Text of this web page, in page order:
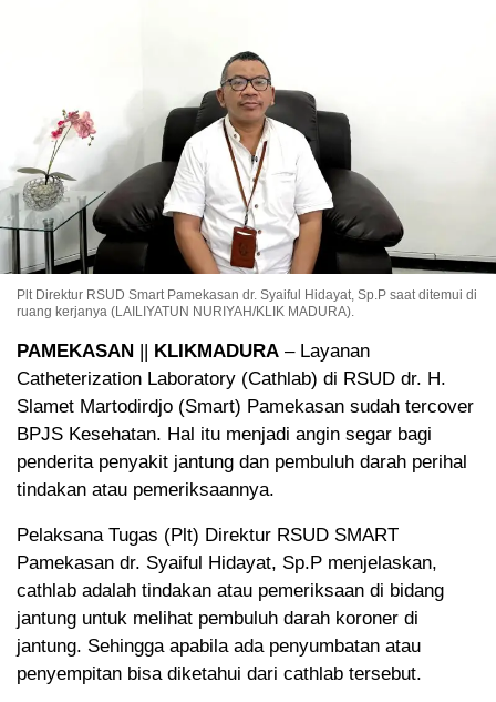
Plt Direktur RSUD Smart Pamekasan dr. Syaiful Hidayat, Sp.P saat ditemui di
ruang kerjanya (LAILIYATUN NURIYAH/KLIK MADURA).
PAMEKASAN KLIKMADURA – Layanan
Catheterization Laboratory (Cathlab) di RSUD dr. H.
Slamet Martodirdjo (Smart) Pamekasan sudah tercover
BPJS Kesehatan. Hal itu menjadi angin segar bagi
penderita penyakit jantung dan pembuluh darah perihal
tindakan atau pemeriksaannya.
Pelaksana Tugas (Plt) Direktur RSUD SMART
Pamekasan dr. Syaiful Hidayat, Sp.P menjelaskan,
cathlab adalah tindakan atau pemeriksaan di bidang
jantung untuk melihat pembuluh darah koroner di
jantung. Sehingga apabila ada penyumbatan atau
penyempitan bisa diketahui dari cathlab tersebut.